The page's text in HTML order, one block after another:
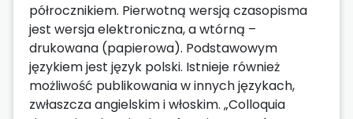
półrocznikiem. Pierwotną wersją czasopisma
jest wersja elektroniczna, a wtórną –
drukowana (papierowa). Podstawowym
językiem jest język polski. Istnieje również
możliwość publikowania w innych językach,
zwłaszcza angielskim i włoskim. „Colloquia